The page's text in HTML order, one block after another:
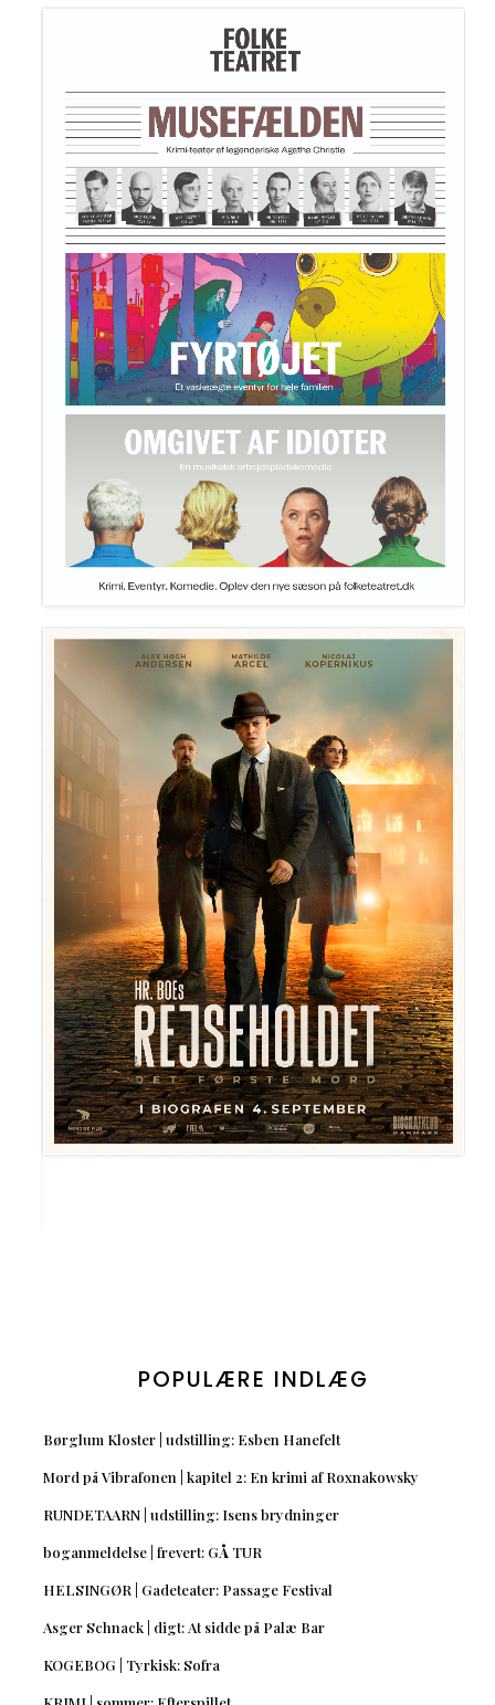
POPULÆRE INDLÆG
Børglum Kloster | udstilling: Esben Hanefelt
Mord på Vibrafonen | kapitel 2: En krimi af Roxnakowsky
RUNDETAARN | udstilling: Isens brydninger
boganmeldelse | frevert: GÅ TUR
HELSINGØR | Gadeteater: Passage Festival
Asger Schnack | digt: At sidde på Palæ Bar
KOGEBOG | Tyrkisk: Sofra